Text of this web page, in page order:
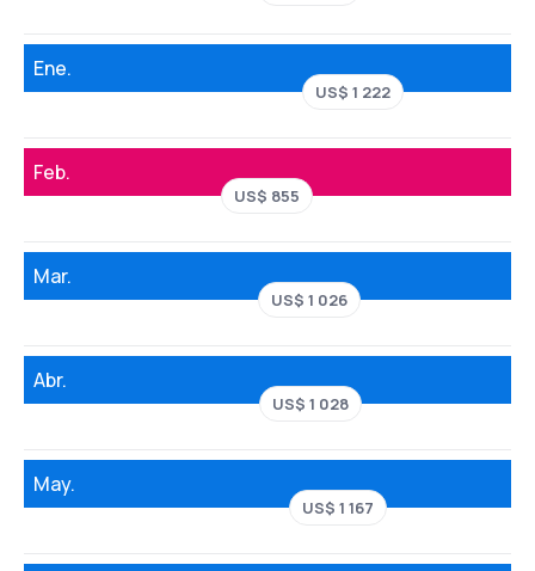
Ene.
US$ 1 222
Feb.
US$ 855
Mar.
US$ 1 026
Abr.
US$ 1 028
May.
US$ 1 167